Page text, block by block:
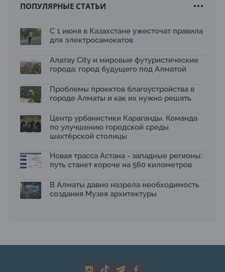
Новый Строительный кодекс: что изменилось для
17.07.2026
рободоставки в Астане
15.07.2026
2026 принимает заявки до 31 июля
13.07.2026
темой новой выставки в «Целинном»
13.07.2026
Қазақстан»: воспитанники подарили вторую жизнь
отходам
08.07.2026
Ко Дню столицы в Нуре благоустроили шесть
общественных пространств
06.07.2026
МЧС усилило мониторинг рек и моренных озер после
ПОПУЛЯРНЫЕ СТАТЬИ
С 1 июня в Казахстане ужесточат правила
для электросамокатов
Алатау City и мировые футуристические
города: город будущего под Алматой
Проблемы проектов благоустройства в
городе Алматы и как их нужно решать
Центр урбанистики Караганды. Команда
по улучшению городской среды
шахтёрской столицы
Новая трасса Астана - западные регионы:
путь станет короче на 560 километров
В Алматы давно назрела необходимость
создания Музея архитектуры